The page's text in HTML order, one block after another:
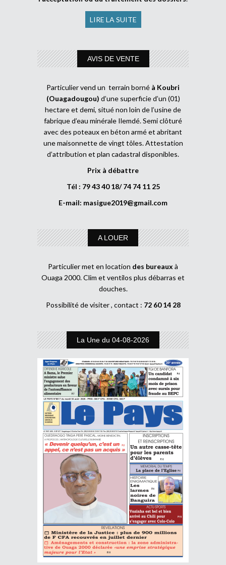
LIRE LA SUITE
AVIS DE VENTE
Particulier vend un terrain borné à Koubri
(Ouagadougou) d’une superficie d’un (01)
hectare et demi, situé non loin de l’usine de
fabrique d’eau minérale Ilemdé. Semi clôturé
avec des poteaux en béton armé et abritant
une maisonnette de vingt tôles. Attestation
d’attribution et plan cadastral disponibles.
Prix à débattre
Tél : 79 43 40 18/ 74 74 11 25
E-mail: masigue2019@gmail.com
A LOUER
Particulier met en location des bureaux à
Ouaga 2000. Clim et ventilos plus débarras et
douches.
Possibilité de visiter , contact : 72 60 14 28
La Une du 04-08-2026